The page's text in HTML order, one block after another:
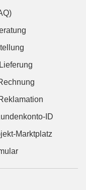
ID
Marktplatz